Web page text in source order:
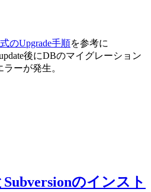
のUpgrade手順を参考に
後にDBのマイグレーション
ーが発生。
のインスト